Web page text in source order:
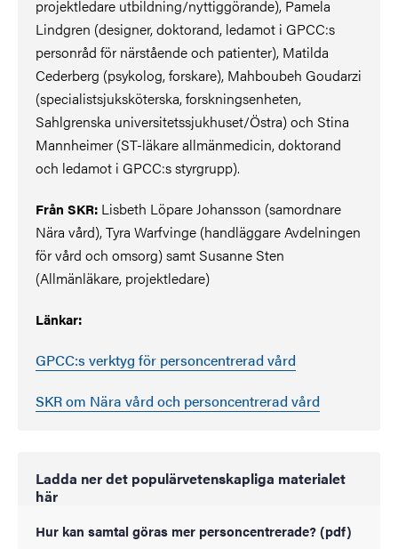
projektledare utbildning/nyttiggörande), Pamela
Lindgren (designer, doktorand, ledamot i GPCC:s
personråd för närstående och patienter), Matilda
Cederberg (psykolog, forskare), Mahboubeh Goudarzi
(specialistsjuksköterska, forskningsenheten,
Sahlgrenska universitetssjukhuset/Östra) och Stina
Mannheimer (ST-läkare allmänmedicin, doktorand
och ledamot i GPCC:s styrgrupp).
Från SKR: Lisbeth Löpare Johansson (samordnare
Nära vård), Tyra Warfvinge (handläggare Avdelningen
för vård och omsorg) samt Susanne Sten
(Allmänläkare, projektledare)
Länkar:
GPCC:s verktyg för personcentrerad vård
SKR om Nära vård och personcentrerad vård
Ladda ner det populärvetenskapliga materialet
här
Hur kan samtal göras mer personcentrerade? (pdf)